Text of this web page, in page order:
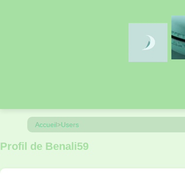
Accueil>Users
Profil de Benali59